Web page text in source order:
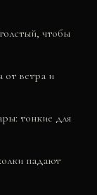
чтобы
от ветра и
тонкие для
падают